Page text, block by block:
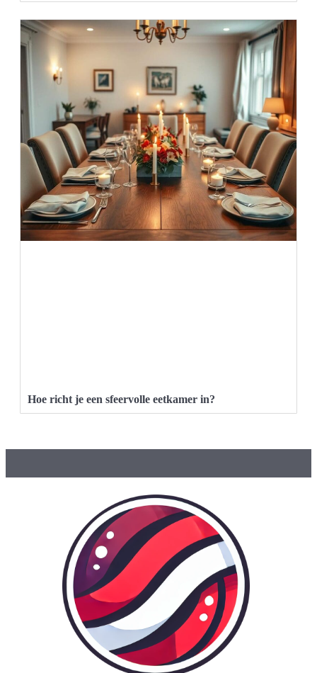
Hoe richt je een sfeervolle eetkamer in?